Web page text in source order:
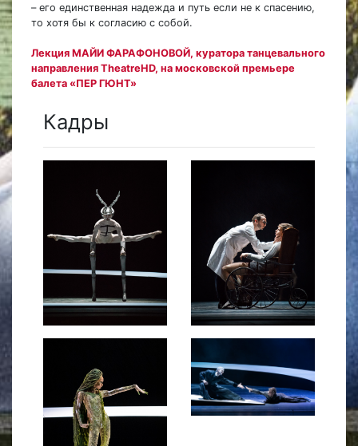
– его единственная надежда и путь если не к спасению,
то хотя бы к согласию с собой.
Лекция МАЙИ ФАРАФОНОВОЙ, куратора танцевального
направления TheatreHD, на московской премьере
балета «ПЕР ГЮНТ»
Кадры